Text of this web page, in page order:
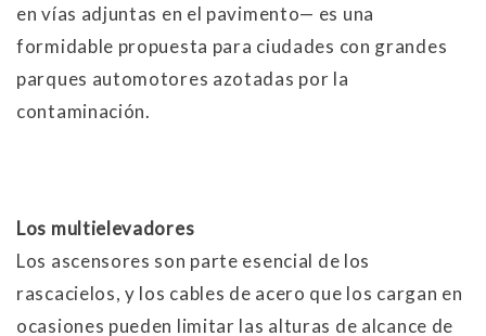
en vías adjuntas en el pavimento— es una
formidable propuesta para ciudades con grandes
parques automotores azotadas por la
contaminación.
Los multielevadores
Los ascensores son parte esencial de los
rascacielos, y los cables de acero que los cargan en
ocasiones pueden limitar las alturas de alcance de